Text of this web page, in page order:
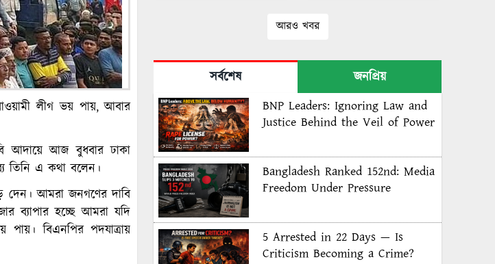
লীগ ভয় পায়, আবার
আদায়ে আজ বুধবার ঢাকা
তিনি এ কথা বলেন।
দেন। আমরা জনগণের দাবি
ব্যাপার হচ্ছে আমরা যদি
বিএনপির পদযাত্রায়
আরও খবর
সর্বশেষ
জনপ্রিয়
BNP Leaders: Ignoring Law and
Justice Behind the Veil of Power
Bangladesh Ranked 152nd: Media
Freedom Under Pressure
5 Arrested in 22 Days — Is
Criticism Becoming a Crime?